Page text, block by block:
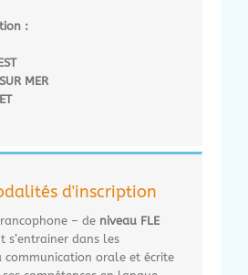
:
MER
d'inscription
– de niveau FLE
s’entrainer dans les
communication orale et écrite